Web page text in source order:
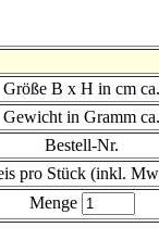
Größe B x H in cm ca.
Gewicht in Gramm ca.
Bestell-Nr.
pro Stück (inkl.
Menge